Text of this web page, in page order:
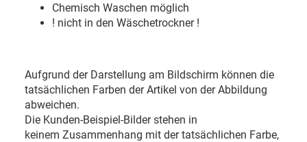
Chemisch Waschen möglich
! nicht in den Wäschetrockner !
Aufgrund der Darstellung am Bildschirm können die
tatsächlichen Farben der Artikel von der Abbildung
abweichen.
Die Kunden-Beispiel-Bilder stehen in
keinem Zusammenhang mit der tatsächlichen Farbe,